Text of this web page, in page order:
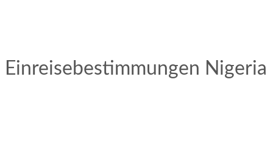
Einreisebestimmungen Nigeria